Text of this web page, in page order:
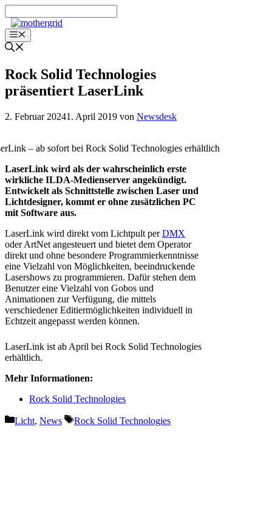
Inhalt
springenMenü
Rock Solid Technologies
präsentiert LaserLink
2. Februar 20241. April 2019 von Newsdesk
– ab sofort bei Rock Solid Technologies erhältlich
LaserLink wird als der wahrscheinlich erste
wirkliche ILDA-Medienserver angekündigt.
Entwickelt als Schnittstelle zwischen Laser und
Lichtdesigner, kommt er ohne zusätzlichen PC
mit Software aus.
LaserLink wird direkt vom Lichtpult perDMX
oder ArtNet angesteuert und bietet dem Operator
direkt und ohne besondere Programmierkenntnisse
eine Vielzahl von Möglichkeiten, beeindruckende
Lasershows zu programmieren. Dafür stehen dem
Benutzer eine Vielzahl von Gobos und
Animationen zur Verfügung, die mittels
verschiedener Editiermöglichkeiten individuell in
Echtzeit angepasst werden können.
LaserLink ist ab April bei Rock Solid Technologies
erhältlich.
Mehr Informationen:
Rock Solid Technologies
Kategorien
Licht, News Schlagwörter
Rock Solid Technologies